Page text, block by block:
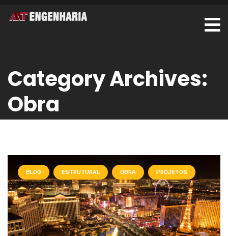
Category Archives:
Obra
BLOG ESTRUTURAL OBRA PROJETOS